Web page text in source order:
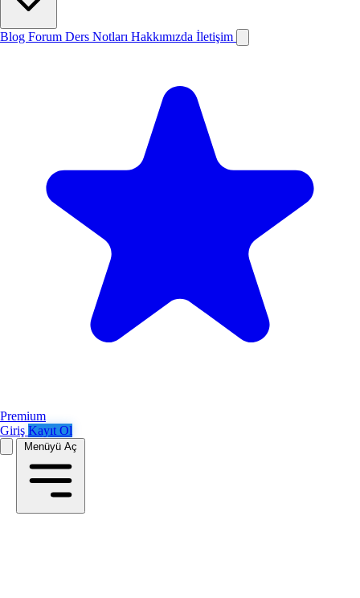
Blog Forum Ders Notları Hakkımızda İletişim
Premium
Giriş Kayıt Ol
Menüyü Aç